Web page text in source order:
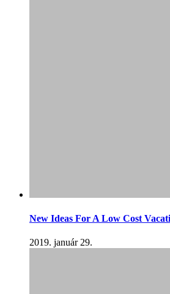
New Ideas For A Low Cost
2019. január 29.